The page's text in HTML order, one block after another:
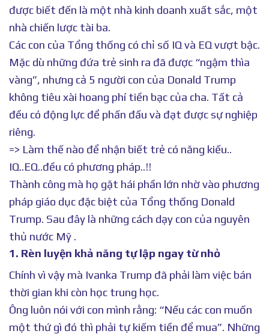
được biết đến là một nhà kinh doanh xuất sắc, một
nhà chiến lược tài ba.
Các con của Tổng thống có chỉ số IQ và EQ vượt bậc.
Mặc dù những đứa trẻ sinh ra đã được “ngậm thìa
vàng”, nhưng cả 5 người con của Donald Trump
không tiêu xài hoang phí tiền bạc của cha. Tất cả
đều có động lực để phấn đấu và đạt được sự nghiệp
riêng.
=> Làm thế nào để nhận biết trẻ có năng kiếu..
IQ..EQ..đều có phương pháp..!!
Thành công mà họ gặt hái phần lớn nhờ vào phương
pháp giáo dục đặc biệt của Tổng thống Donald
Trump. Sau đây là những cách dạy con của nguyên
thủ nước Mỹ .
1. Rèn luyện khả năng tự lập ngay từ nhỏ
Chính vì vậy mà Ivanka Trump đã phải làm việc bán
thời gian khi còn học trung học.
Ông luôn nói với con mình rằng: “Nếu các con muốn
một thứ gì đó thì phải tự kiếm tiền để mua”. Những